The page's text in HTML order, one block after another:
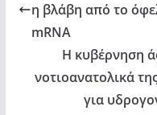
η βλάβη από το
mRNA
Η κυβέρνηση
νοτιοανατολικά
για